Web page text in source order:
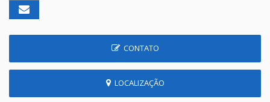
CONTATO
LOCALIZAÇÃO